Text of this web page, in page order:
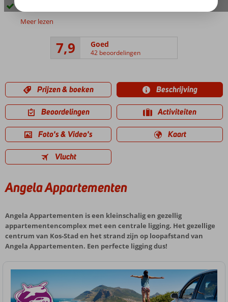
Meer lezen
7,9 Goed
42 beoordelingen
Prijzen & boeken Beschrijving
Beoordelingen Activiteiten
Foto's & Video's Kaart
Vlucht
Angela Appartementen
Angela Appartementen is een kleinschalig en gezellig
appartementencomplex met een centrale ligging. Het gezellige
centrum van Kos-Stad en het strand zijn op loopafstand van
Angela Appartementen. Een perfecte ligging dus!